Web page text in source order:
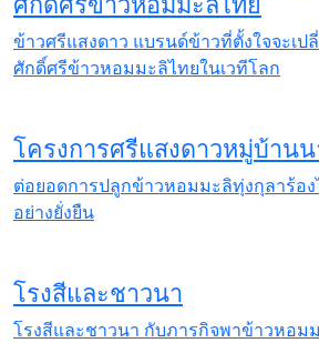
ข้าวศรีแสงดาว แบรนด์ข้าวที่ตั้งใจจะเ
ศักดิ์ศรีข้าวหอมมะลิไทยในเวทีโลก
โครงการศรีแสงดาวหมู่บ้าน
ต่อยอดการปลูกข้าวหอมมะลิทุ่งกุลาร้อ
อย่างยั่งยืน
โรงสีและชาวนา
โรงสีและชาวนา กับภารกิจพาข้าวหอม